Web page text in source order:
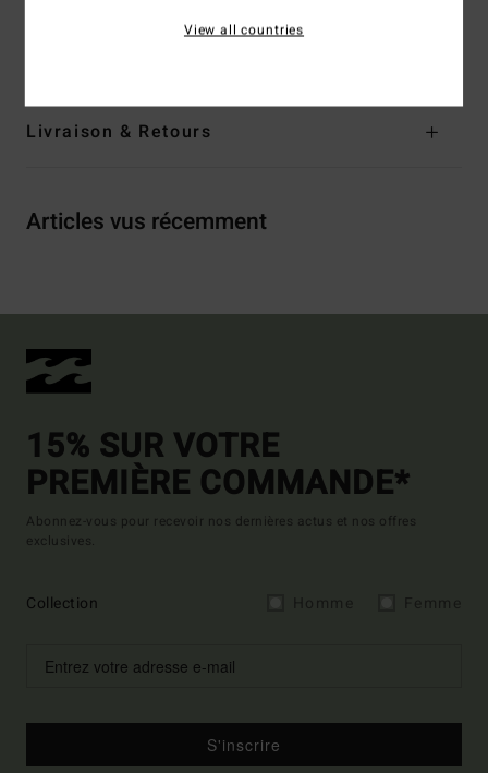
Livraison & Retours
Articles vus récemment
15% SUR VOTRE
PREMIÈRE COMMANDE*
Abonnez-vous pour recevoir nos dernières actus et nos offres
exclusives.
Collection
S'inscrire
View all countries